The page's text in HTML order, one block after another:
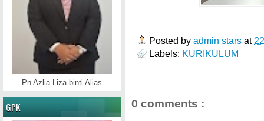
Posted by admin stars at
Labels: KURIKULUM
0 comments :
Pn Azlia Liza binti Alias
GPK